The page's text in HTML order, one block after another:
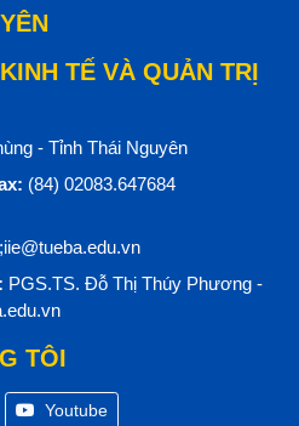
TẾ VÀ QUẢN TRỊ
- Tỉnh Thái Nguyên
(84) 02083.647684
PGS.TS. Đỗ Thị Thúy Phương -
TÔI
Youtube